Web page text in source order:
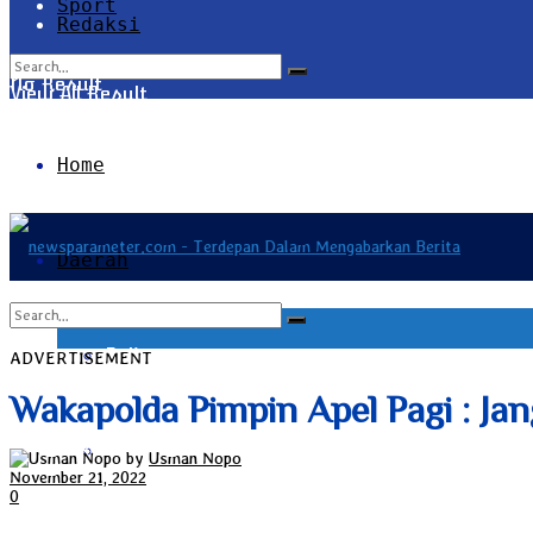
Sport
Redaksi
No Result
View All Result
Home
Daerah
Bali
Bangka Belitung
View All Result
ADVERTISEMENT
Wakapolda Pimpin Apel Pagi :
by Usman Nopo
November 21, 2022
0